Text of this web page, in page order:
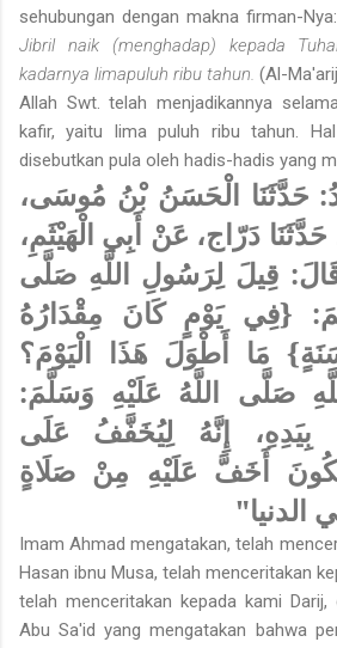
sehubungan dengan makna firman-Nya:
Jibril naik (menghadap) kepada
kadarnya limapuluh ribu tahun. (Al-
Allah Swt. telah menjadikannya
kafir, yaitu lima puluh ribu tahun.
disebutkan pula oleh hadis-hadis yang
حَدَّثَنَا الْحَسَنُ بْنُ مُوسَى،
حَدَّثَنَا دَرّاج، عَنْ أَبِي الْهَيْثَمِ،
قِيلَ لِرَسُولِ اللَّهِ صَلَّى
{فِي يَوْمٍ كَانَ مِقْدَارُهُ
مَا أَطْوَلَ هَذَا الْيَوْمَ؟
صَلَّى اللَّهُ عَلَيْهِ وَسَلَّمَ:
إِنَّهُ لِيُخَفَّفُ عَلَى
أَخَفَّ عَلَيْهِ مِنْ صَلَاةٍ
الدنيا"
Imam Ahmad mengatakan, telah
Hasan ibnu Musa, telah menceritakan
telah menceritakan kepada kami
Abu Sa'id yang mengatakan bahwa